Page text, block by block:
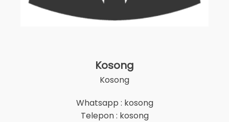
Kosong
Kosong
Whatsapp : kosong
Telepon : kosong